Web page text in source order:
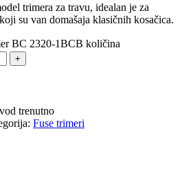
trimera za travu, idealan je za
su van domašaja klasičnih kosačica.
BC 2320-1BCB količina
trenutno
Fuse trimeri